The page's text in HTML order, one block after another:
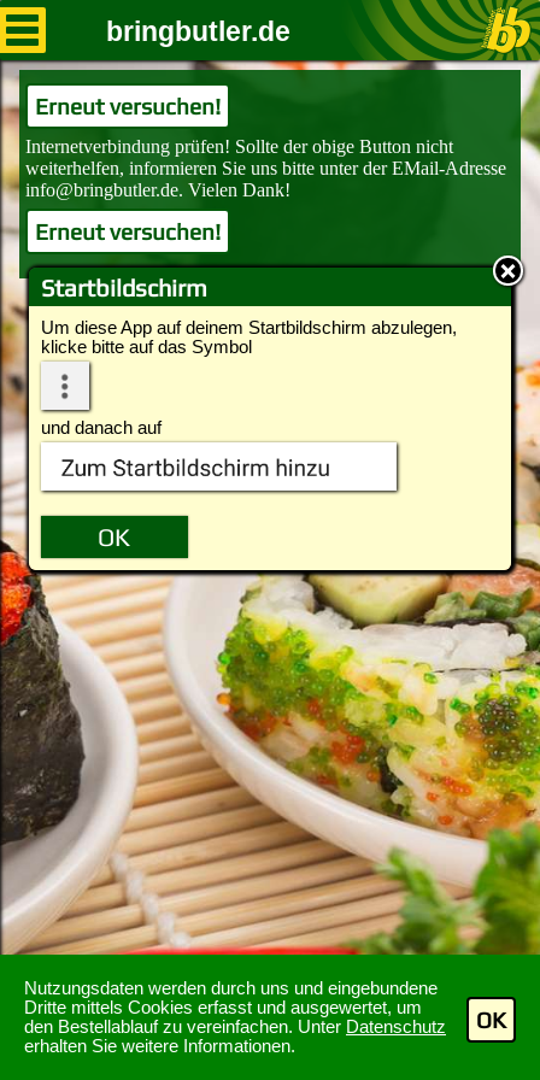
Nutzungsdaten werden durch uns und eingebundene
Dritte mittels Cookies erfasst und ausgewertet, um
den Bestellablauf zu vereinfachen. Unter Datenschutz
erhalten Sie weitere Informationen.
OK
Startbildschirm
Um diese App auf deinem Startbildschirm abzulegen,
klicke bitte auf das Symbol
und danach auf
bringbutler.de
Erneut versuchen!
Erneut versuchen!